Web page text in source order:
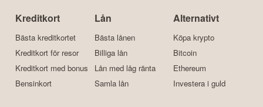
Kreditkort
Bästa kreditkortet
Kreditkort för resor
Kreditkort med bonus
Bensinkort
Lån
Bästa lånen
Billiga lån
Lån med låg ränta
Samla lån
Alternativt
Köpa krypto
Bitcoin
Ethereum
Investera i guld